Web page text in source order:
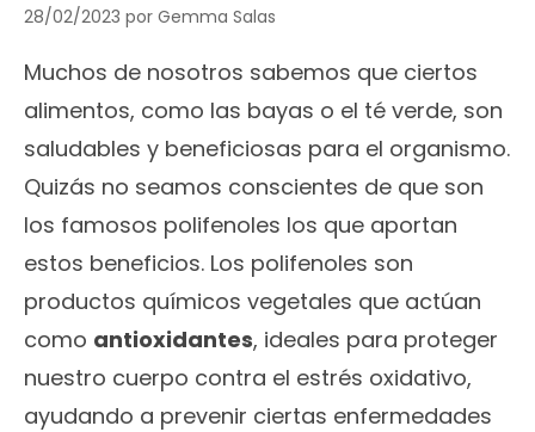
28/02/2023 por Gemma Salas
Muchos de nosotros sabemos que ciertos
alimentos, como las bayas o el té verde, son
saludables y beneficiosas para el organismo.
Quizás no seamos conscientes de que son
los famosos polifenoles los que aportan
estos beneficios. Los polifenoles son
productos químicos vegetales que actúan
como antioxidantes, ideales para proteger
nuestro cuerpo contra el estrés oxidativo,
ayudando a prevenir ciertas enfermedades